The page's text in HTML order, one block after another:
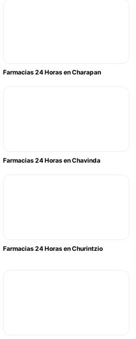
Farmacias 24 Horas en Charapan
Farmacias 24 Horas en Chavinda
Farmacias 24 Horas en Churintzio